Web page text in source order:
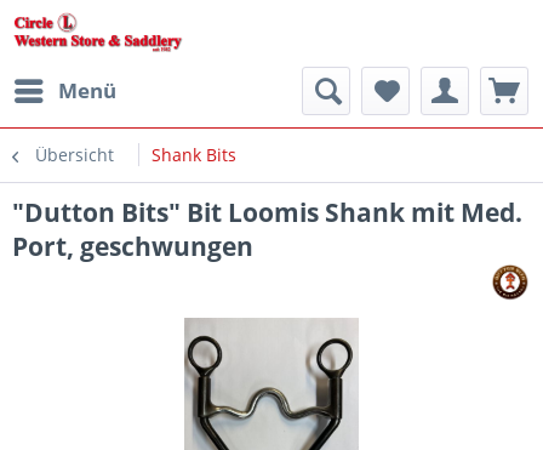
Menü
Übersicht Shank Bits
"Dutton Bits" Bit Loomis Shank mit Med.
Port, geschwungen